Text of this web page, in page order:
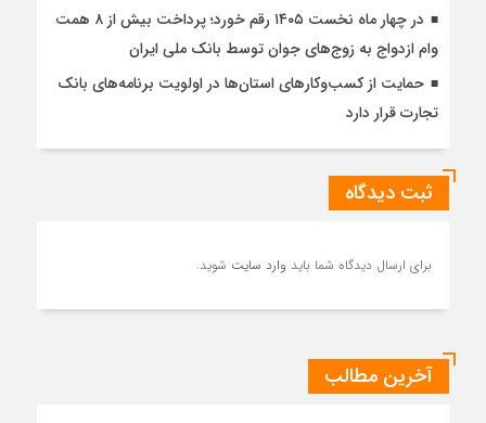
در چهار ماه نخست ۱۴۰۵ رقم خورد؛ پرداخت بیش از ۸ همت
وام ازدواج به زوج‌های جوان توسط بانک ملی ایران
حمایت از کسب‌وکارهای استان‌ها در اولویت برنامه‌های بانک
تجارت قرار دارد
ثبت دیدگاه
برای ارسال دیدگاه شما باید وارد سایت شوید.
آخرین مطالب